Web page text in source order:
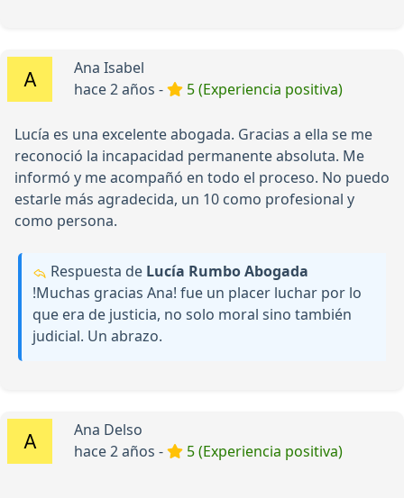
Ana Isabel
hace 2 años -
5 (Experiencia positiva)
Lucía es una excelente abogada. Gracias a ella se me
reconoció la incapacidad permanente absoluta. Me
informó y me acompañó en todo el proceso. No puedo
estarle más agradecida, un 10 como profesional y
como persona.
Respuesta de Lucía Rumbo Abogada
!Muchas gracias Ana! fue un placer luchar por lo
que era de justicia, no solo moral sino también
judicial. Un abrazo.
Ana Delso
hace 2 años -
5 (Experiencia positiva)